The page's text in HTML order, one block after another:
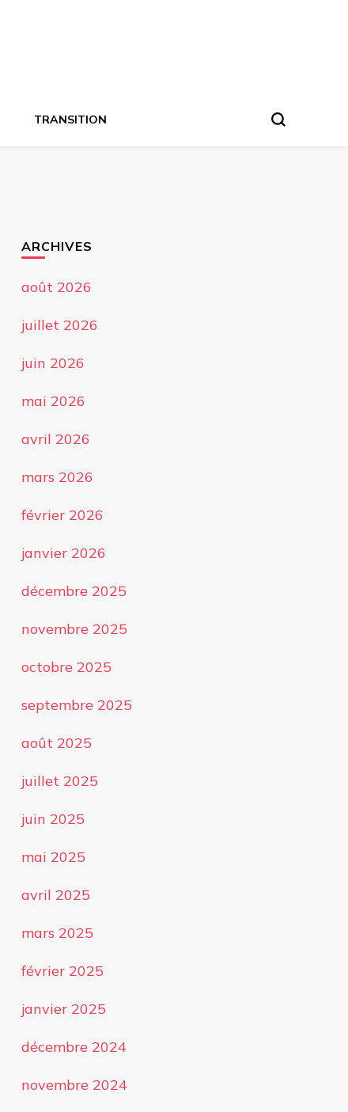
TRANSITION
ARCHIVES
août 2026
juillet 2026
juin 2026
mai 2026
avril 2026
mars 2026
février 2026
janvier 2026
décembre 2025
novembre 2025
octobre 2025
septembre 2025
août 2025
juillet 2025
juin 2025
mai 2025
avril 2025
mars 2025
février 2025
janvier 2025
décembre 2024
novembre 2024